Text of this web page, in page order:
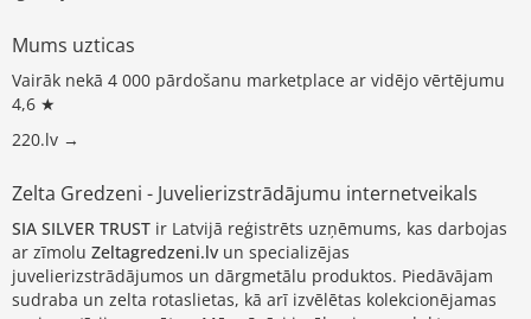
Mums uzticas
Vairāk nekā 4 000 pārdošanu marketplace ar vidējo vērtējumu
4,6 ★
220.lv →
Zelta Gredzeni - Juvelierizstrādājumu internetveikals
SIA SILVER TRUST ir Latvijā reģistrēts uzņēmums, kas darbojas
ar zīmolu Zeltagredzeni.lv un specializējas
juvelierizstrādājumos un dārgmetālu produktos. Piedāvājam
sudraba un zelta rotaslietas, kā arī izvēlētas kolekcionējamas